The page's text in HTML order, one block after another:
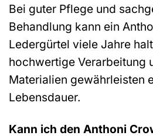
Bei guter Pflege und
Behandlung kann ein
Ledergürtel viele Jahre
hochwertige Verarbeitung
Materialien gewährleisten
Lebensdauer.
Kann ich den Anthoni